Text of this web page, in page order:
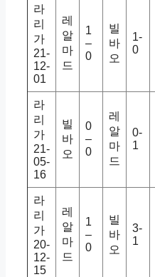
라
리
가
21-
12-
01
레
알
마
드
1
–
0
빌
바
오
1-
0
라
리
가
21-
05-
16
빌
바
오
0
–
0
레
알
마
드
0-
1
라
리
가
20-
12-
15
레
알
마
드
1
–
0
빌
바
오
3-
1